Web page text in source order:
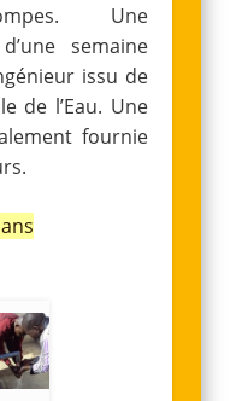
Une
semaine
issu de
de l’Eau. Une
fournie